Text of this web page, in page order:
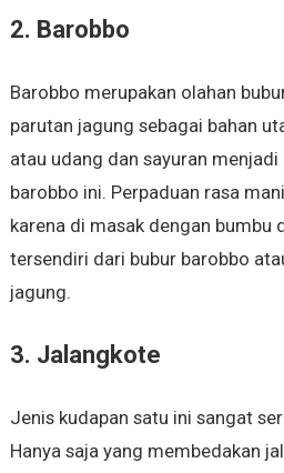
2. Barobbo
Barobbo merupakan olahan
parutan jagung sebagai bahan
atau udang dan sayuran menjadi
barobbo ini. Perpaduan rasa
karena di masak dengan bumbu
tersendiri dari bubur barobbo
jagung.
3. Jalangkote
Jenis kudapan satu ini sangat
Hanya saja yang membedakan